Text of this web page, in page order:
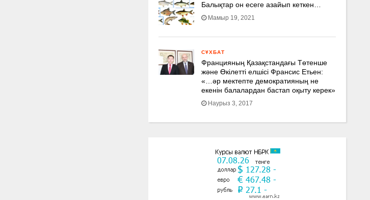
Балықтар он есеге азайып кеткен…
Мамыр 19, 2021
СҰХБАТ
Францияның Қазақстандағы Төтенше
және Өкілетті елшісі Франсис Етьен:
«…әр мектепте демократияның не
екенін балалардан бастап оқыту керек»
Наурыз 3, 2017